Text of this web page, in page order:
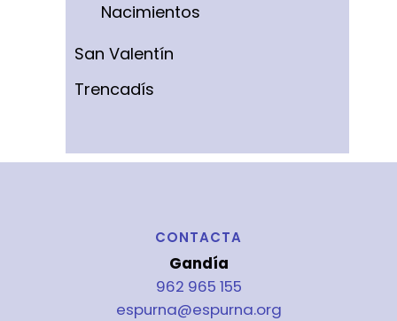
Nacimientos
San Valentín
Trencadís
CONTACTA
Gandía
962 965 155
espurna@espurna.org